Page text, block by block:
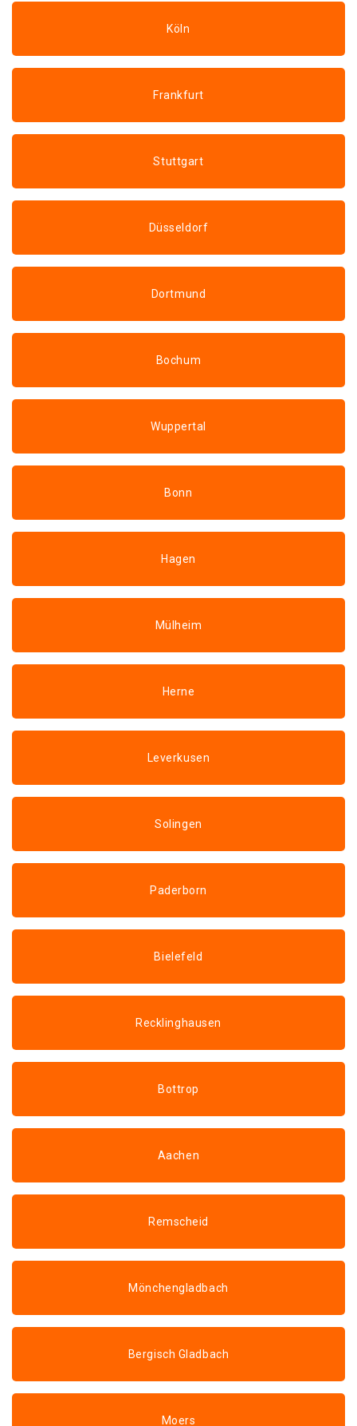
Köln
Frankfurt
Stuttgart
Düsseldorf
Dortmund
Bochum
Wuppertal
Bonn
Hagen
Mülheim
Herne
Leverkusen
Solingen
Paderborn
Bielefeld
Recklinghausen
Bottrop
Aachen
Remscheid
Mönchengladbach
Bergisch Gladbach
Moers